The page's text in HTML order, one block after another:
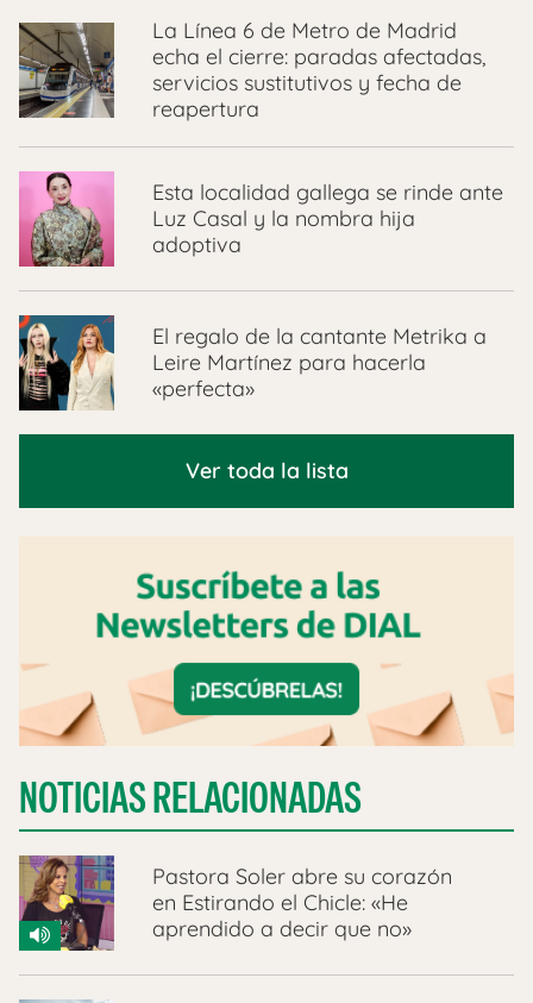
La Línea 6 de Metro de Madrid
echa el cierre: paradas afectadas,
servicios sustitutivos y fecha de
reapertura
Esta localidad gallega se rinde ante
Luz Casal y la nombra hija
adoptiva
El regalo de la cantante Metrika a
Leire Martínez para hacerla
«perfecta»
Ver toda la lista
NOTICIAS RELACIONADAS
Pastora Soler abre su corazón
en Estirando el Chicle: «He
aprendido a decir que no»